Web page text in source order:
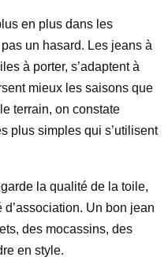
en plus dans les
un hasard. Les jeans à
à porter, s’adaptent à
mieux les saisons que
terrain, on constate
plus simples qui s’utilisent
la qualité de la toile,
Un bon jean
des mocassins, des
en style.